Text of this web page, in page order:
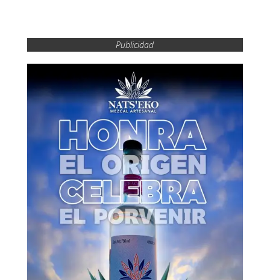
Publicidad